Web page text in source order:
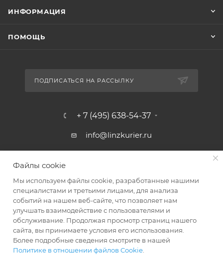
ИНФОРМАЦИЯ
ПОМОЩЬ
ПОДПИСАТЬСЯ НА РАССЫЛКУ
+ 7 (495) 638-54-37
info@linzkurier.ru
Файлы cookie
Мы используем файлы cookie, разработанные нашими
специалистами и третьими лицами, для анализа
событий на нашем веб-сайте, что позволяет нам
улучшать взаимодействие с пользователями и
обслуживание. Продолжая просмотр страниц нашего
сайта, вы принимаете условия его использования.
Более подробные сведения смотрите в нашей
Политике в отношении файлов Cookie